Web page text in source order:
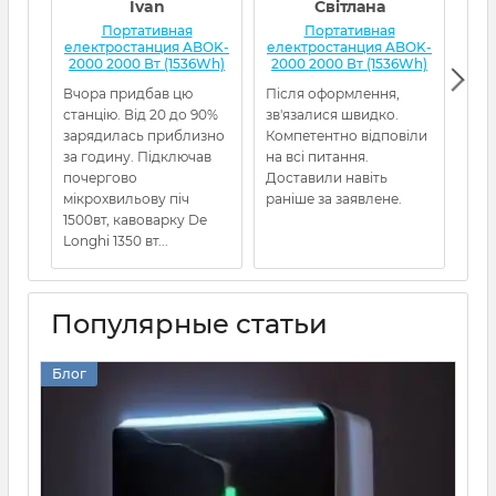
блэкаутов.
Зарядная станция EcoPlay SYD2400 2400 Вт для
Ivan
Портативная
електростанция ABOK-
2000 2000 Вт (1536Wh)
Вчора придбав цю
станцію. Від 20 до 90%
зарядилась приблизно
за годину. Підключав
почергово
мікрохвильову піч
1500вт, кавоварку De
Longhi 1350 вт...
Світлана
Портативная
електростанция ABOK-
2000 2000 Вт (1536Wh)
Після оформлення,
зв'язалися швидко.
Компетентно відповіли
на всі питання.
Доставили навіть
раніше за заявлене.
Популярные статьи
Блог